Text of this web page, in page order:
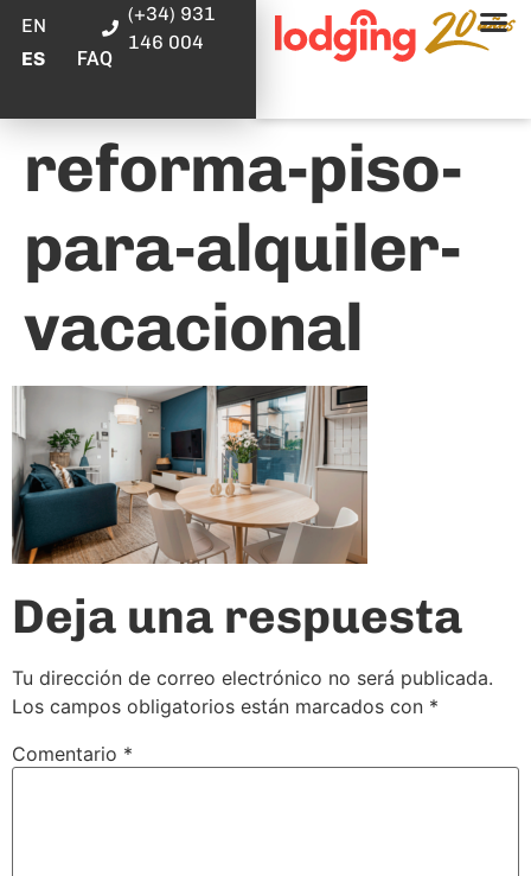
EN
ES
FAQ
(+34) 931
146 004
reforma-piso-
para-alquiler-
vacacional
Deja una respuesta
Tu dirección de correo electrónico no será publicada.
Los campos obligatorios están marcados con *
Comentario *